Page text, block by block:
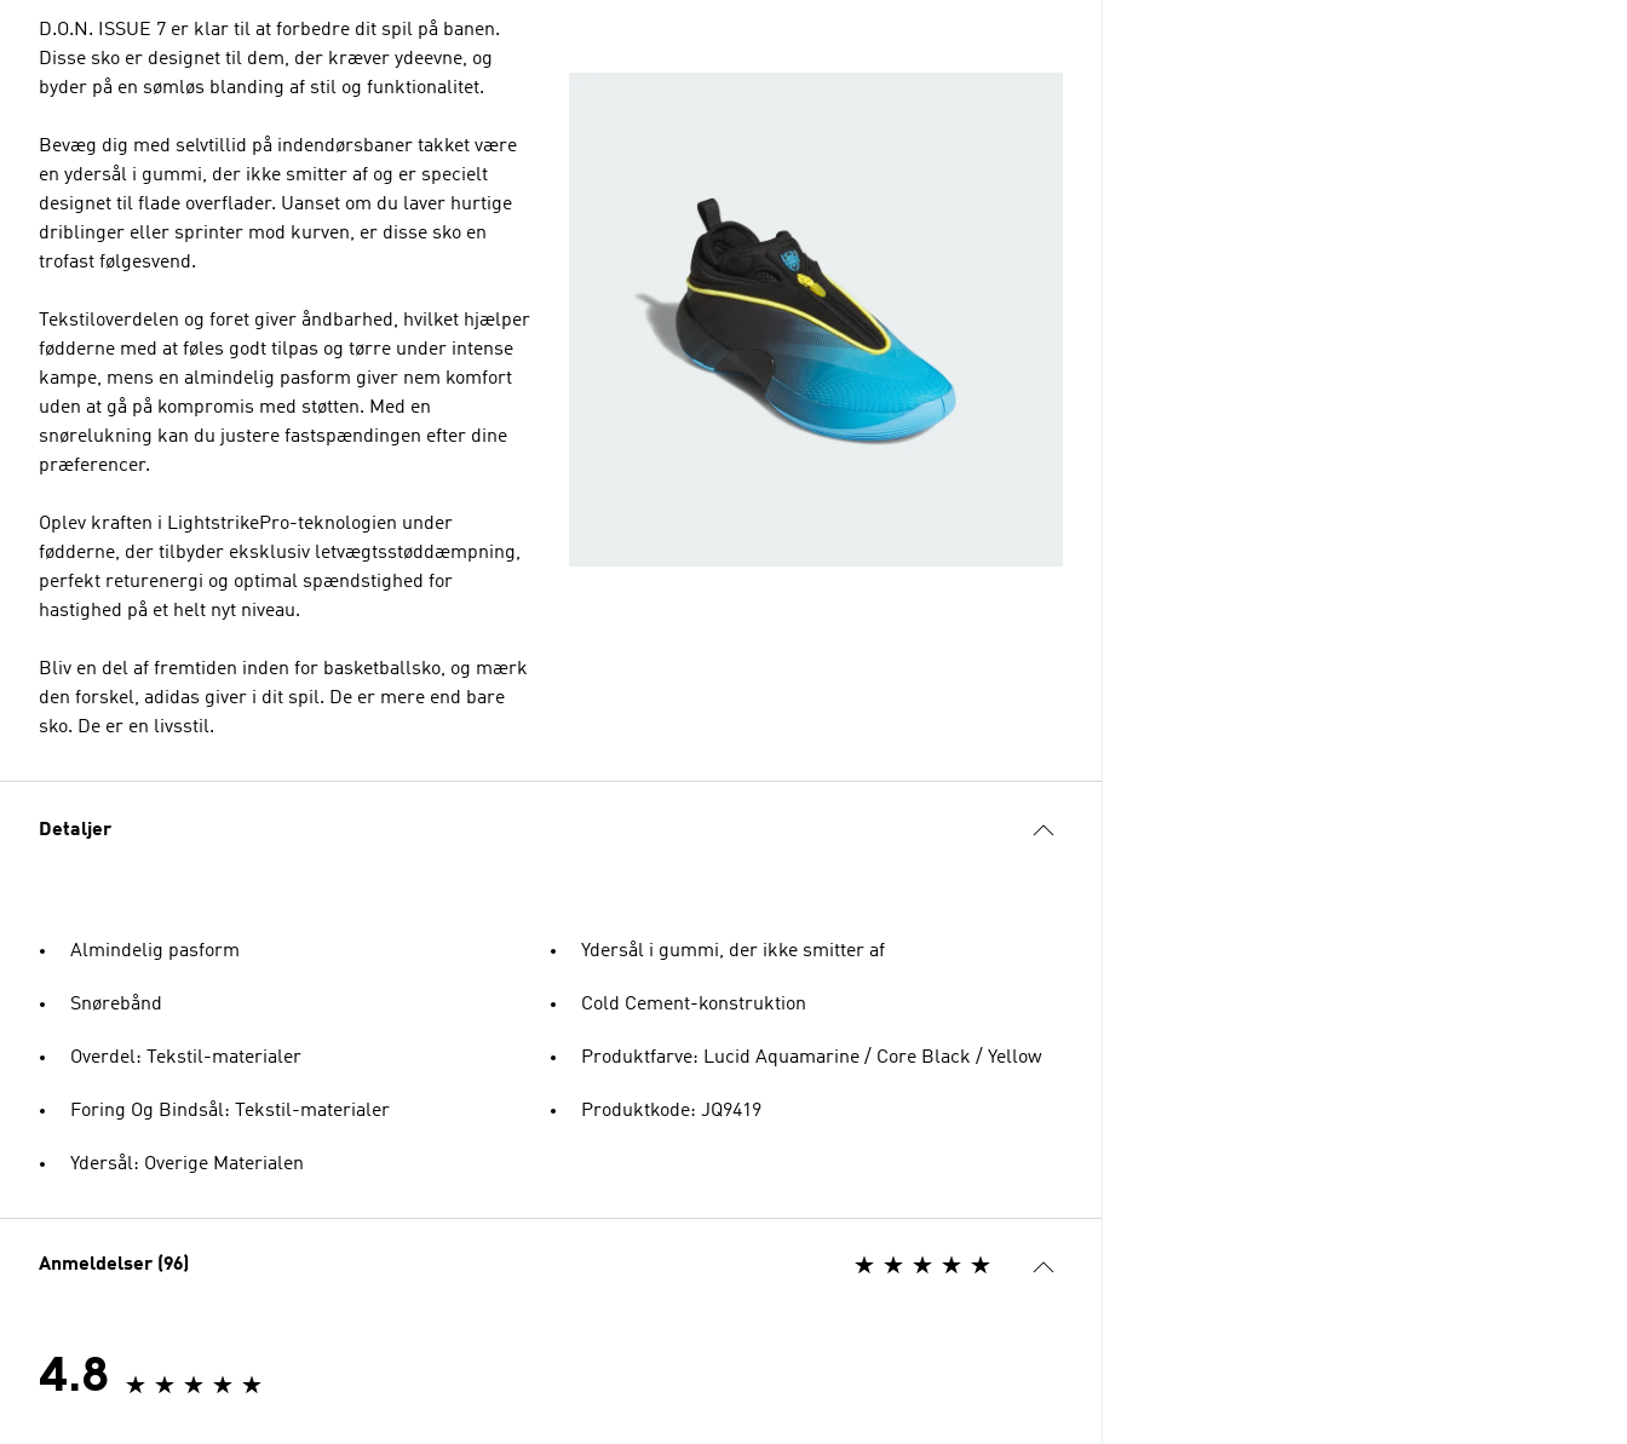
D.O.N. ISSUE 7 er klar til at forbedre dit spil på banen.
Disse sko er designet til dem, der kræver ydeevne, og
byder på en sømløs blanding af stil og funktionalitet.
Bevæg dig med selvtillid på indendørsbaner takket være
en ydersål i gummi, der ikke smitter af og er specielt
designet til flade overflader. Uanset om du laver hurtige
driblinger eller sprinter mod kurven, er disse sko en
trofast følgesvend.
Tekstiloverdelen og foret giver åndbarhed, hvilket hjælper
fødderne med at føles godt tilpas og tørre under intense
kampe, mens en almindelig pasform giver nem komfort
uden at gå på kompromis med støtten. Med en
snørelukning kan du justere fastspændingen efter dine
præferencer.
Oplev kraften i LightstrikePro-teknologien under
fødderne, der tilbyder eksklusiv letvægtsstøddæmpning,
perfekt returenergi og optimal spændstighed for
hastighed på et helt nyt niveau.
Bliv en del af fremtiden inden for basketballsko, og mærk
den forskel, adidas giver i dit spil. De er mere end bare
sko. De er en livsstil.
Detaljer
Almindelig pasform
Snørebånd
Overdel: Tekstil-materialer
Foring Og Bindsål: Tekstil-materialer
Ydersål: Overige Materialen
Ydersål i gummi, der ikke smitter af
Cold Cement-konstruktion
Produktfarve: Lucid Aquamarine / Core Black / Yellow
Produktkode: JQ9419
Anmeldelser (96)
4.8